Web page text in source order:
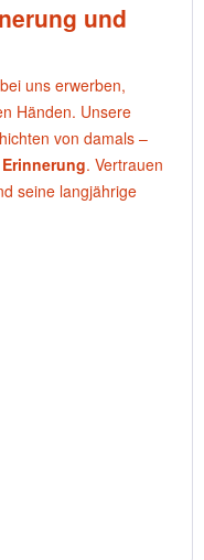
und
uns erwerben,
Händen. Unsere
von damals –
. Vertrauen
seine langjährige